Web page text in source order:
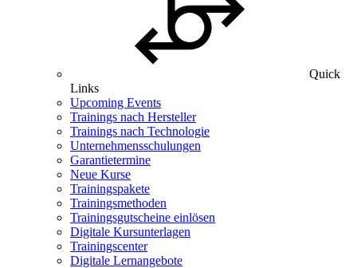
Quick
Links
Upcoming Events
Trainings nach Hersteller
Trainings nach Technologie
Unternehmensschulungen
Garantietermine
Neue Kurse
Trainingspakete
Trainingsmethoden
Trainingsgutscheine einlösen
Digitale Kursunterlagen
Trainingscenter
Digitale Lernangebote